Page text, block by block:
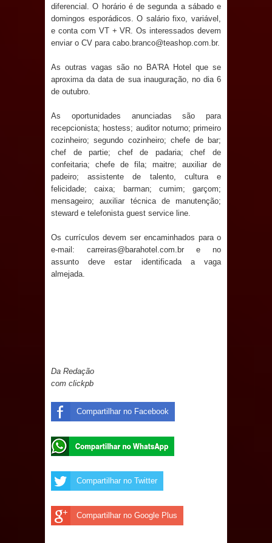
e aquece economia para Festa de
Saúde Bucal: Mais de 470 próteses
Prefeitura de Sapé em 2026
Caldas Brandão: Tradicional Festa de
Santana 2026 será neste sábado (25)
e deve atrair grande público
Nota de pesar: Câmara de Marí
lamenta a morte da ex-vereadora
Neta do Sindicato
Denise Ribeiro toma posse no
Convenção em Brasília
Dois Gigantes da Poesia Paraibana
inspiram a IV FEIRA LITERÁRIA DO
Vereador Davyd Matias reúne cerca
diferencial. O horário é de segunda a sábado e
domingos esporádicos. O salário fixo, variável,
e conta com VT + VR. Os interessados devem
enviar o CV para cabo.branco@teashop.com.br.
As outras vagas são no BA'RA Hotel que se
aproxima da data de sua inauguração, no dia 6
de outubro.
As oportunidades anunciadas são para
recepcionista; hostess; auditor noturno; primeiro
cozinheiro; segundo cozinheiro; chefe de bar;
chef de partie; chef de padaria; chef de
confeitaria; chefe de fila; maitre; auxiliar de
padeiro; assistente de talento, cultura e
felicidade; caixa; barman; cumim; garçom;
mensageiro; auxiliar técnica de manutenção;
steward e telefonista guest service line.
Os currículos devem ser encaminhados para o
e-mail: carreiras@barahotel.com.br e no
assunto deve estar identificada a vaga
almejada.
Da Redação
com clickpb
Compartilhar no Facebook
Compartilhar no Twitter
Compartilhar no Google Plus